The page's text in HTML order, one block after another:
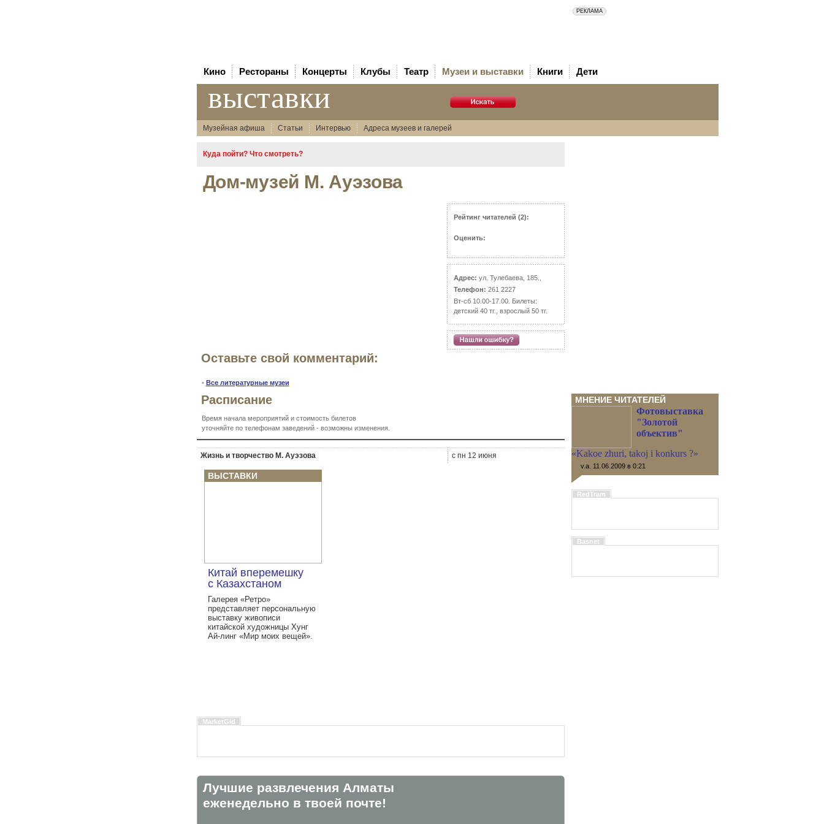
Кино Рестораны Концерты Клубы Театр Музеи и выставки Книги Дети
выставки
Музейная афиша Статьи Интервью Адреса музеев и галерей
Куда пойти? Что смотреть?
Дом-музей М. Ауэзова
Рейтинг читателей (2):
Оценить:
Адрес: ул. Тулебаева, 185.,
Телефон: 261 2227
Вт-сб 10.00-17.00. Билеты:
детский 40 тг., взрослый 50 тг.
Оставьте свой комментарий:
• Все литературные музеи
Расписание
Время начала мероприятий и стоимость билетов
уточняйте по телефонам заведений - возможны изменения.
Жизнь и творчество М. Ауэзова с пн 12 июня
ВЫСТАВКИ
Китай вперемешку
с Казахстаном
Галерея «Ретро»
представляет персональную
выставку живописи
китайской художницы Хунг
Ай-линг «Мир моих вещей».
MarketGid
Лучшие развлечения Алматы
eженедельно в твоей почте!
МНЕНИЕ ЧИТАТЕЛЕЙ
Фотовыставка
"Золотой
объектив"
«Kakoe zhuri, takoj i konkurs ?»
v.a. 11.06.2009 в 0:21
RedTram
Basnet